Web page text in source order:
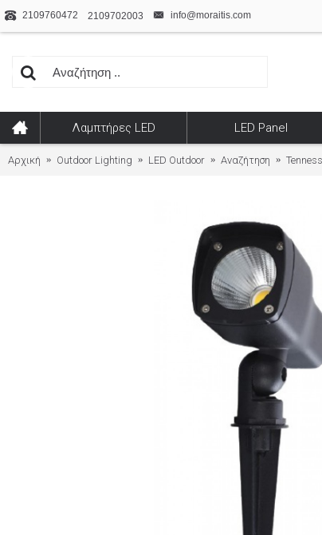
2109760472 2109702003 info@moraitis.com
Λαμπτήρες LED LED Panel
Αρχική Outdoor Lighting LED Outdoor Αναζήτηση